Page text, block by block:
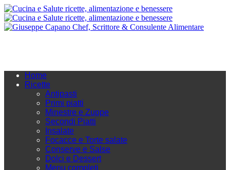
Home
Ricette
Antipasti
Primi piatti
Minestre e Zuppe
Secondi Piatti
Insalate
Focacce e Torte salate
Conserve e Salse
Dolci e Dessert
Menu completi